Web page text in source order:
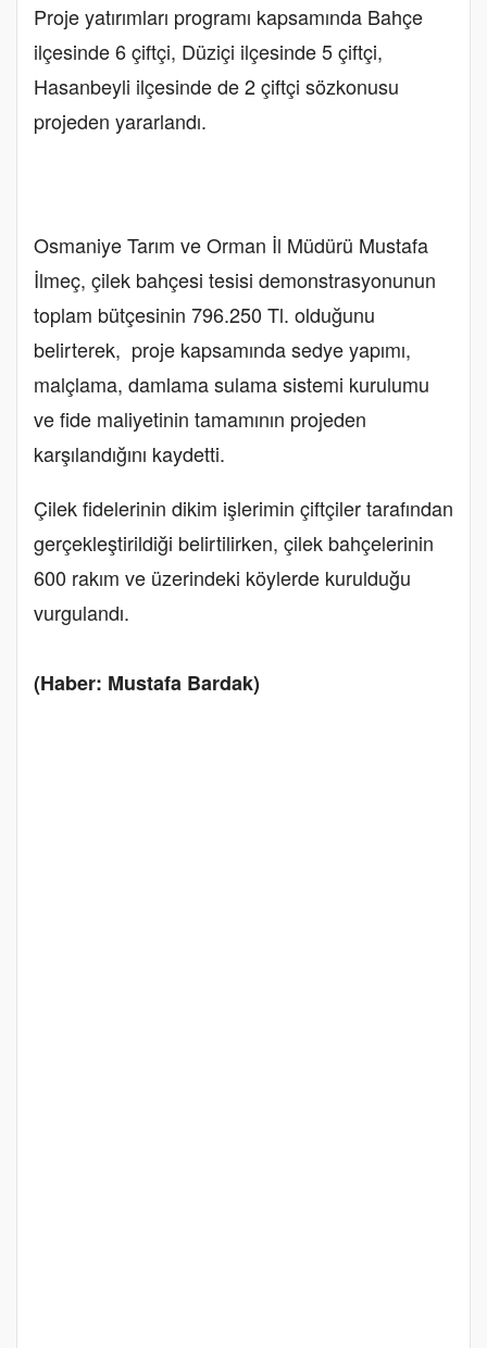
Proje yatırımları programı kapsamında Bahçe
ilçesinde 6 çiftçi, Düziçi ilçesinde 5 çiftçi,
Hasanbeyli ilçesinde de 2 çiftçi sözkonusu
projeden yararlandı.
Osmaniye Tarım ve Orman İl Müdürü Mustafa
İlmeç, çilek bahçesi tesisi demonstrasyonunun
toplam bütçesinin 796.250 Tl. olduğunu
belirterek, proje kapsamında sedye yapımı,
malçlama, damlama sulama sistemi kurulumu
ve fide maliyetinin tamamının projeden
karşılandığını kaydetti.
Çilek fidelerinin dikim işlerimin çiftçiler tarafından
gerçekleştirildiği belirtilirken, çilek bahçelerinin
600 rakım ve üzerindeki köylerde kurulduğu
vurgulandı.
(Haber: Mustafa Bardak)